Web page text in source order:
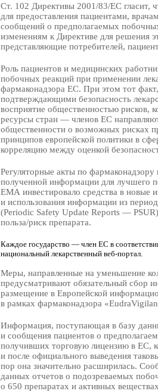
Ст. 102 Директивы 2001/83/EС
для предоставления пациентами,
сообщений о предполагаемых
изменениям к Директиве для решения
представляющие потребителей,
Роль пациентов и медицинских
побочных реакций при применении
фармаконадзора ЕС. При этом тот
подтверждающими безопасность
восприятие общественностью рисков,
ресурсы стран — членов ЕС
общественности о возможных рисках
принципов европейской политики в
корреляцию между оценкой
Регуляторные акты по
полученной информации для лучшего
ЕМА инвестировало средства в новые
и использования информации из
(Periodic Safety Update Reports —
польза/риск препарата.
Каждое государство — член ЕС в
национальный лекарственный веб-портал.
Меры, направленные на уменьшение
предусматривают обязательный сбор
размещение в Европейской
в рамках фармаконадзора
Информация, поступающая в базу
и сообщения пациентов о
получивших торговую лицензию в ЕС,
и после официального выведения
пор она значительно расширилась.
данных отчетов о подозреваемых
о 650 препаратах и активных